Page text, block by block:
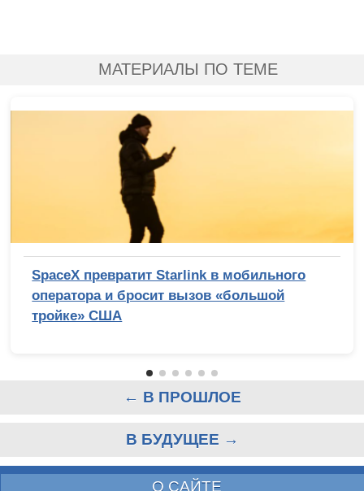
МАТЕРИАЛЫ ПО ТЕМЕ
SpaceX превратит Starlink в мобильного
оператора и бросит вызов «большой
тройке» США
← В ПРОШЛОЕ
В БУДУЩЕЕ →
О САЙТЕ